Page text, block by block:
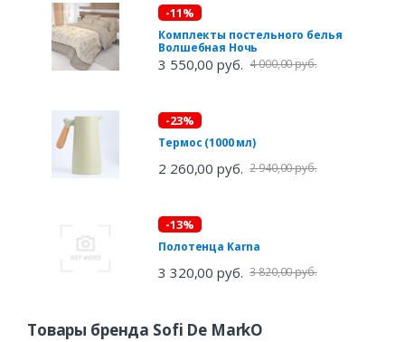
-11%
Комплекты постельного белья
Волшебная Ночь
3 550,00 руб. 4 000,00 руб.
-23%
Термос (1000 мл)
2 260,00 руб. 2 940,00 руб.
-13%
Полотенца Karna
3 320,00 руб. 3 820,00 руб.
Товары бренда Sofi De MarkO